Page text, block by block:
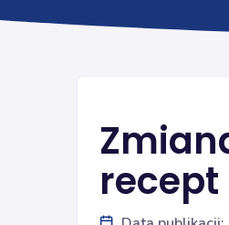
recept